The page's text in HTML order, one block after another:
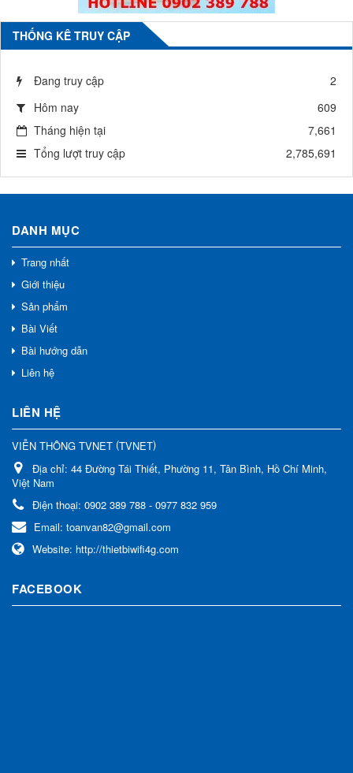
THỐNG KÊ TRUY CẬP
Đang truy cập
2
Hôm nay
609
Tháng hiện tại
7,661
Tổng lượt truy cập
2,785,691
DANH MỤC
Trang nhất
Giới thiệu
Sản phẩm
Bài Viết
Bài hướng dẫn
Liên hệ
LIÊN HỆ
VIỄN THÔNG TVNET (TVNET)
Địa chỉ: 44 Đường Tái Thiết, Phường 11, Tân Bình, Hồ Chí Minh,
Việt Nam
Điện thoại: 0902 389 788 - 0977 832 959
Email: toanvan82@gmail.com
Website: http://thietbiwifi4g.com
FACEBOOK